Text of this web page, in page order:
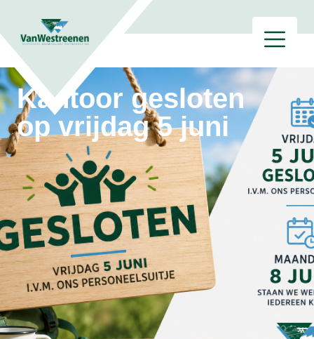
Kantoor gesloten
op vrijdag 5 juni